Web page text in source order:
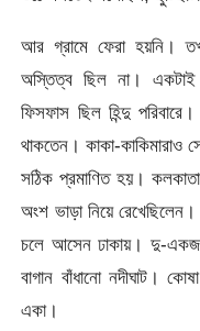
আর গ্রামে ফেরা হয়নি।
অস্তিত্ব ছিল না। একটাই
ফিসফাস ছিল হিন্দু
থাকতেন। কাকা-কাকিমারাও
সঠিক প্রমাণিত হয়।
অংশ ভাড়া নিয়ে
চলে আসেন ঢাকায়। দু-একজন
বাগান বাঁধানো নদীঘাট।
একা।